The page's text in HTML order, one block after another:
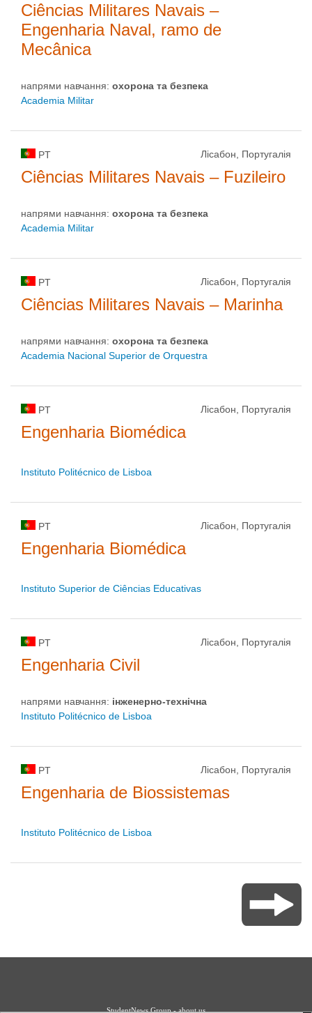
Ciências Militares Navais –
Engenharia Naval, ramo de
Mecânica
напрями навчання: охорона та безпека
Academia Militar
PT Лісабон, Португалія
Ciências Militares Navais – Fuzileiro
напрями навчання: охорона та безпека
Academia Militar
PT Лісабон, Португалія
Ciências Militares Navais – Marinha
напрями навчання: охорона та безпека
Academia Nacional Superior de Orquestra
PT Лісабон, Португалія
Engenharia Biomédica
Instituto Politécnico de Lisboa
PT Лісабон, Португалія
Engenharia Biomédica
Instituto Superior de Ciências Educativas
PT Лісабон, Португалія
Engenharia Civil
напрями навчання: інженерно-технічна
Instituto Politécnico de Lisboa
PT Лісабон, Португалія
Engenharia de Biossistemas
Instituto Politécnico de Lisboa
StudentNews Group - about us